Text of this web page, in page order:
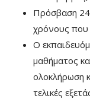
Πρόσβαση
χρόνους που
Ο
μαθήματος
ολοκλήρωση
τελικές